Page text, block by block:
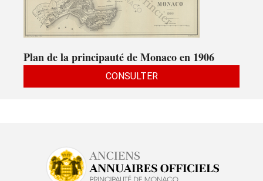
Plan de la principauté de Monaco en 1906
CONSULTER